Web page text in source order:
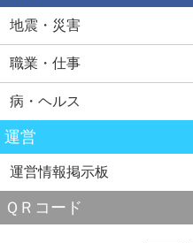
地震・災害
職業・仕事
病・ヘルス
運営
運営情報掲示板
ＱＲコード